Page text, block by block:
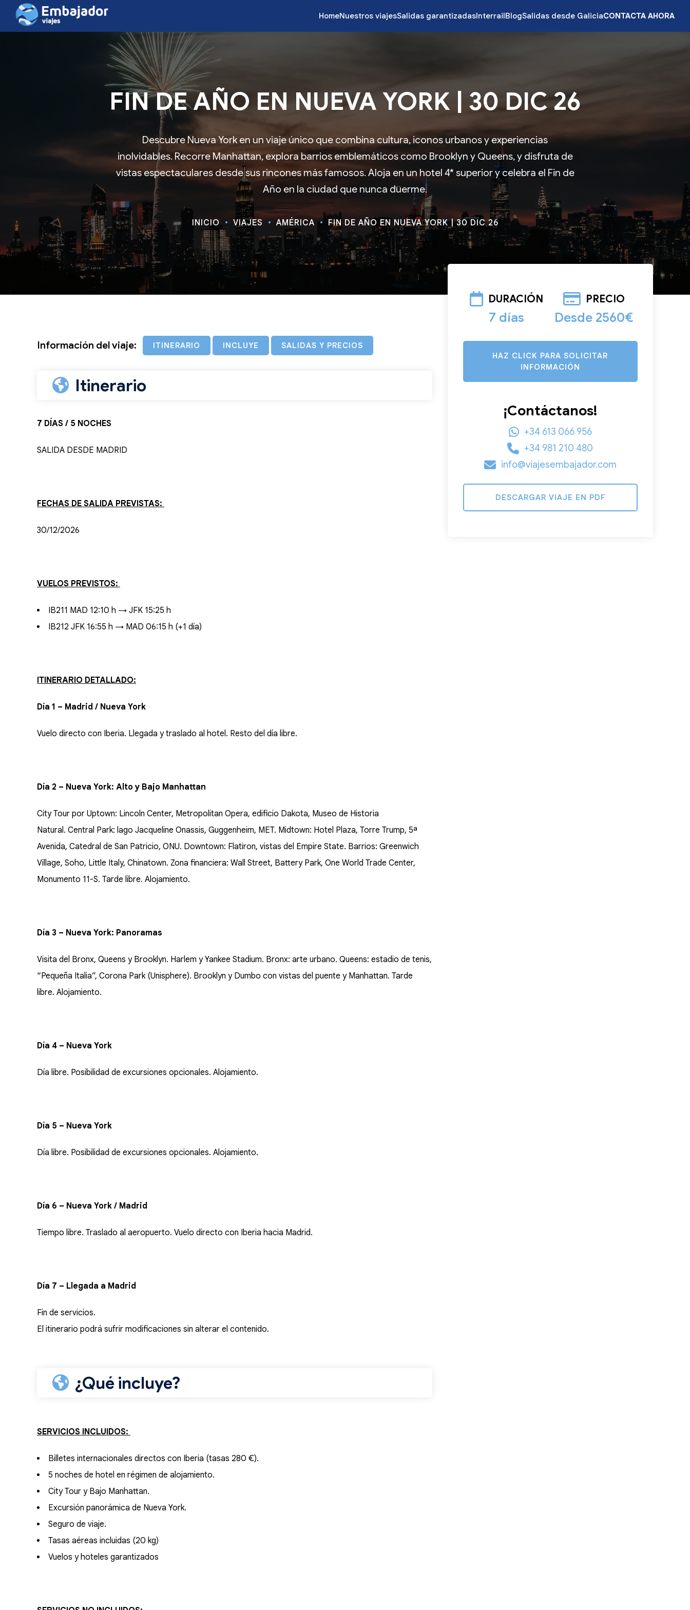
HomeNuestros viajesSalidas garantizadasInterrailBlogSalidas desde GaliciaCONTACTA AHORA
FIN DE AÑO EN NUEVA YORK | 30 DIC 26
Descubre Nueva York en un viaje único que combina cultura, iconos urbanos y experiencias
inolvidables. Recorre Manhattan, explora barrios emblemáticos como Brooklyn y Queens, y disfruta de
vistas espectaculares desde sus rincones más famosos. Aloja en un hotel 4* superior y celebra el Fin de
Año en la ciudad que nunca duerme.
INICIO VIAJES AMÉRICA FIN DE AÑO EN NUEVA YORK | 30 DIC 26
Información del viaje: ITINERARIO INCLUYE SALIDAS Y PRECIOS
Itinerario
7 DÍAS / 5 NOCHES
SALIDA DESDE MADRID
FECHAS DE SALIDA PREVISTAS:
30/12/2026
VUELOS PREVISTOS:
IB211 MAD 12:10 h → JFK 15:25 h
IB212 JFK 16:55 h → MAD 06:15 h (+1 día)
ITINERARIO DETALLADO:
Día 1 – Madrid / Nueva York
Vuelo directo con Iberia. Llegada y traslado al hotel. Resto del día libre.
Día 2 – Nueva York: Alto y Bajo Manhattan
City Tour por Uptown: Lincoln Center, Metropolitan Opera, edificio Dakota, Museo de Historia
Natural. Central Park: lago Jacqueline Onassis, Guggenheim, MET. Midtown: Hotel Plaza, Torre Trump, 5ª
Avenida, Catedral de San Patricio, ONU. Downtown: Flatiron, vistas del Empire State. Barrios: Greenwich
Village, Soho, Little Italy, Chinatown. Zona financiera: Wall Street, Battery Park, One World Trade Center,
Monumento 11-S. Tarde libre. Alojamiento.
Día 3 – Nueva York: Panoramas
Visita del Bronx, Queens y Brooklyn. Harlem y Yankee Stadium. Bronx: arte urbano. Queens: estadio de tenis,
“Pequeña Italia”, Corona Park (Unisphere). Brooklyn y Dumbo con vistas del puente y Manhattan. Tarde
libre. Alojamiento.
Día 4 – Nueva York
Día libre. Posibilidad de excursiones opcionales. Alojamiento.
Día 5 – Nueva York
Día libre. Posibilidad de excursiones opcionales. Alojamiento.
Día 6 – Nueva York / Madrid
Tiempo libre. Traslado al aeropuerto. Vuelo directo con Iberia hacia Madrid.
Día 7 – Llegada a Madrid
Fin de servicios.
El itinerario podrá sufrir modificaciones sin alterar el contenido.
¿Qué incluye?
SERVICIOS INCLUIDOS:
Billetes internacionales directos con Iberia (tasas 280 €).
5 noches de hotel en régimen de alojamiento.
City Tour y Bajo Manhattan.
Excursión panorámica de Nueva York.
Seguro de viaje.
Tasas aéreas incluidas (20 kg)
Vuelos y hoteles garantizados
DURACIÓN
7 días
PRECIO
Desde 2560€
HAZ CLICK PARA SOLICITAR
INFORMACIÓN
¡Contáctanos!
+34 613 066 956
+34 981 210 480
info@viajesembajador.com
DESCARGAR VIAJE EN PDF